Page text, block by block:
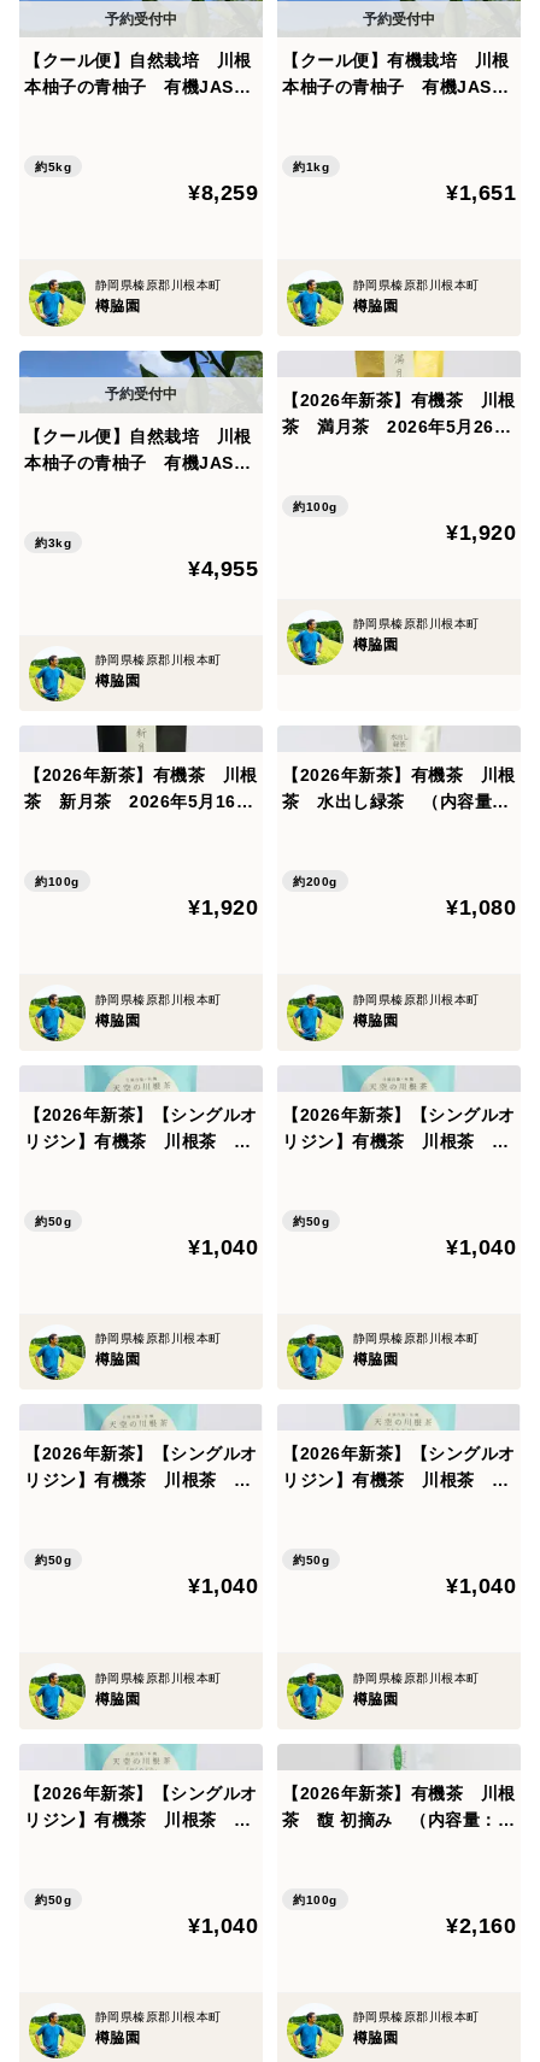
お茶漬け用に。焼酎で割って“スモークグリーンティー
割り”に。チェイサーに…★あらゆるお料理の、香り付
けに最適です。
●クレジットカード等でお支払いの場合
ご注文日より、5営業日以内（土・日・祝日を除
く）に発送いたします。
●銀行振込・コンビニ決済でお支払い場合
ご入金の確認ができた日より、5営業日以内 （土・
日・祝日を除く） に発送いたします。
※なるべく早めの発送を心がけておりますが、1名で対
があります。予めご了承ください。
■ 配送日時指定について
税込み5,000円以上のご注文で、ご利用いただけます。
注文画面の備考欄に、配達希望日・時間帯をご記入くだ
さい。
いただける時間帯は、以下のとおりです。
●16時頃～18時頃
●18時頃～20時頃
●19時頃～21時頃
※上記条件を満たしていない場合や、各地域における配
ご希望に添えない場合があります。予めご了承くださ
【クール便】自然栽培 川根
本柚子の青柚子 有機JAS
約5kg
¥8,259
静岡県榛原郡川根本町
樽脇園
【クール便】有機栽培 川根
本柚子の青柚子 有機JAS
約1kg
¥1,651
静岡県榛原郡川根本町
樽脇園
【クール便】自然栽培 川根
本柚子の青柚子 有機JAS
約3kg
¥4,955
静岡県榛原郡川根本町
樽脇園
【2026年新茶】有機茶 川根
茶 満月茶 2026年5月26日
約100g
¥1,920
静岡県榛原郡川根本町
樽脇園
【2026年新茶】有機茶 川根
茶 新月茶 2026年5月16日
約100g
¥1,920
静岡県榛原郡川根本町
樽脇園
【2026年新茶】有機茶 川根
茶 水出し緑茶 （内容量：
約200g
¥1,080
静岡県榛原郡川根本町
樽脇園
【2026年新茶】【シングルオ
リジン】有機茶 川根茶 や
約50g
¥1,040
静岡県榛原郡川根本町
樽脇園
【2026年新茶】【シングルオ
リジン】有機茶 川根茶 や
約50g
¥1,040
静岡県榛原郡川根本町
樽脇園
【2026年新茶】【シングルオ
リジン】有機茶 川根茶 つ
約50g
¥1,040
静岡県榛原郡川根本町
樽脇園
【2026年新茶】【シングルオ
リジン】有機茶 川根茶 ふ
約50g
¥1,040
静岡県榛原郡川根本町
樽脇園
【2026年新茶】【シングルオ
リジン】有機茶 川根茶 お
約50g
¥1,040
静岡県榛原郡川根本町
樽脇園
【2026年新茶】有機茶 川根
茶 馥 初摘み （内容量：1
約100g
¥2,160
静岡県榛原郡川根本町
樽脇園